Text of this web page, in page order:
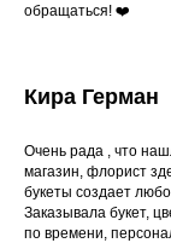
обращаться! ❤️
Кира Герман
Очень рада , что
магазин, флорист
букеты создает
Заказывала букет,
по времени,